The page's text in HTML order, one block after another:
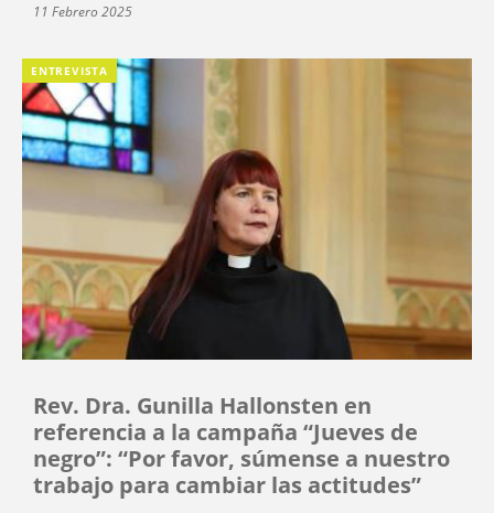
11 Febrero 2025
ENTREVISTA
Rev. Dra. Gunilla Hallonsten en
referencia a la campaña “Jueves de
negro”: “Por favor, súmense a nuestro
trabajo para cambiar las actitudes”